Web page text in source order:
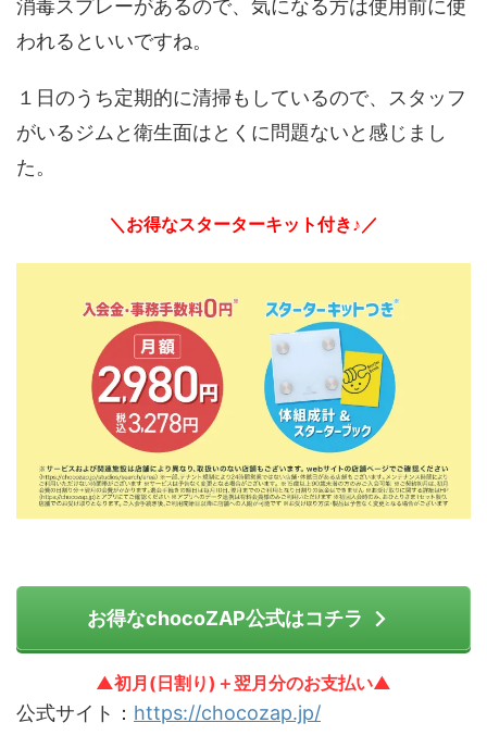
消毒スプレーがあるので、気になる方は使用前に使
われるといいですね。
１日のうち定期的に清掃もしているので、スタッフ
がいるジムと衛生面はとくに問題ないと感じまし
た。
＼お得なスターターキット付き♪／
お得なchocoZAP公式はコチラ
▲初月(日割り)＋翌月分のお支払い▲
公式サイト： https://chocozap.jp/